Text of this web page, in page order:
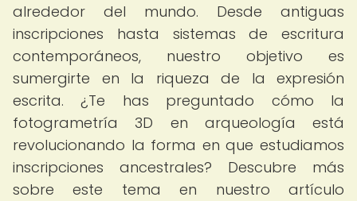
alrededor del mundo. Desde antiguas
inscripciones hasta sistemas de escritura
contemporáneos, nuestro objetivo es
sumergirte en la riqueza de la expresión
escrita. ¿Te has preguntado cómo la
fotogrametría 3D en arqueología está
revolucionando la forma en que estudiamos
inscripciones ancestrales? Descubre más
sobre este tema en nuestro artículo